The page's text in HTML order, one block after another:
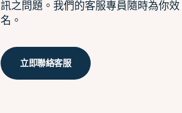
訊之問題。我們的客服專員隨時為你效
名。
立即聯絡客服